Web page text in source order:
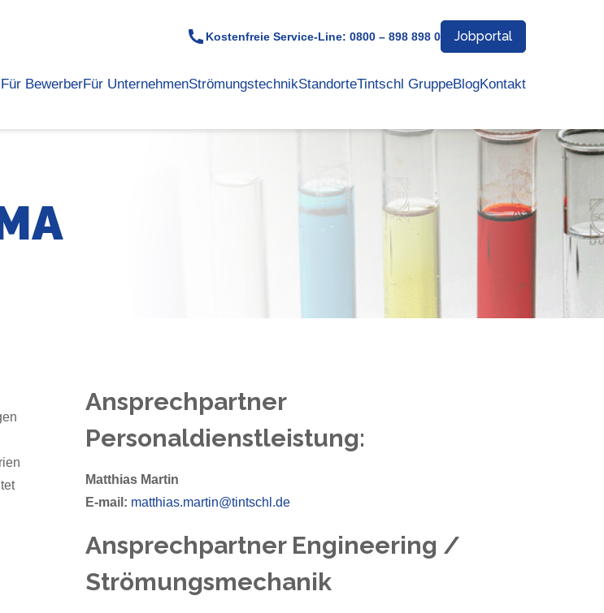
Kostenfreie Service-Line: 0800 – 898 898 0 Jobportal
Für BewerberFür UnternehmenStrömungstechnikStandorteTintschl GruppeBlogKontakt
Ansprechpartner
Personaldienstleistung:
Matthias Martin
E-mail: matthias.martin@tintschl.de
Ansprechpartner Engineering /
Strömungsmechanik